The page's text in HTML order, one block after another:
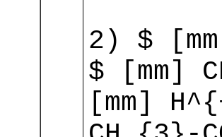
2) $
$ [mm]
[mm]